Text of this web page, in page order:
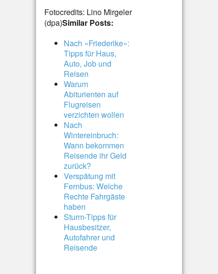
Fotocredits: Lino Mirgeler
(dpa)Similar Posts:
Nach «Friederike»:
Tipps für Haus,
Auto, Job und
Reisen
Warum
Abiturienten auf
Flugreisen
verzichten wollen
Nach
Wintereinbruch:
Wann bekommen
Reisende ihr Geld
zurück?
Verspätung mit
Fernbus: Welche
Rechte Fahrgäste
haben
Sturm-Tipps für
Hausbesitzer,
Autofahrer und
Reisende